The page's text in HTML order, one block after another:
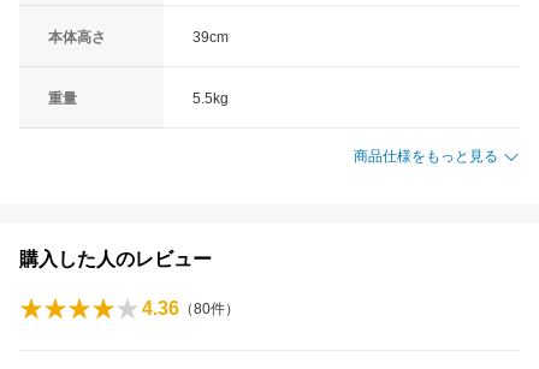
本体高さ 39cm
重量 5.5kg
商品仕様をもっと見る
購入した人のレビュー
4.36 （80件）